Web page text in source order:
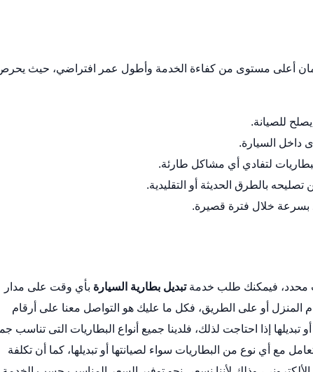
أعلى مستوى من كفاءة الخدمة وأطول عمر افتراضي، حيث
للصيانة.
داخل السيارة.
لتفادي أي مشاكل طارئة.
بالطرق الحديثة أو التقليدية.
بسرعة خلال فترة قصيرة.
محدد، فيمكنك طلب خدمةتبديل بطارية السيارة بأي وقت على مدار
المنزل أو على الطريق، فكل ما عليك هو التواصل معنا على أرقام
إذا احتاجت لذلك، فلدينا جميع أنواع البطاريات التى تناسب
مع أي نوع من البطاريات سواء لصيانتها أو تبديلها، كما أن تكلفة